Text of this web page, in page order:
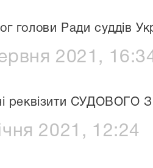
голови Ради суддів
2021,
реквізити СУДОВОГО
2021, 12:24